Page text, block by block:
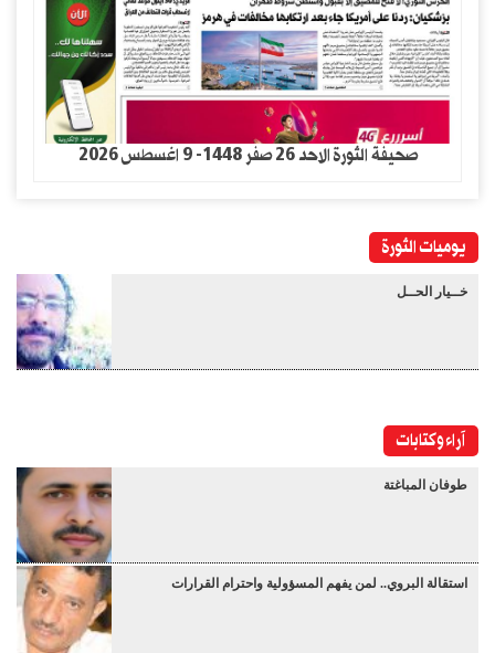
صحيفة الثورة الاحد 26 صفر 1448- 9 اغسطس 2026
يوميات الثورة
خــيار الحــل
آراء وكتابات
طوفان المباغتة
استقالة البروي.. لمن يفهم المسؤولية واحترام القرارات